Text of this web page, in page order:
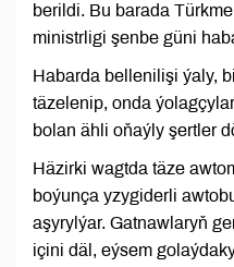
berildi. Bu barada
ministrligi şenbe güni
Habarda bellenilişi ýaly,
täzelenip, onda
bolan ähli oňaýly şertler
Häzirki wagtda täze
boýunça yzygiderli
aşyrylýar. Gatnawlaryň
içini däl, eýsem